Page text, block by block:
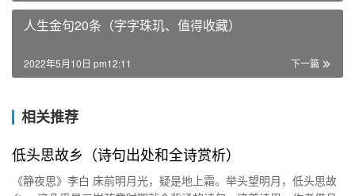
人生金句20条（字字珠玑、值得收藏）
下一篇
2022年5月10日 pm12:11
相关推荐
低头思故乡（诗句出处和全诗赏析）
《静夜思》李白 床前明月光，疑是地上霜。举头望明月，低头思故